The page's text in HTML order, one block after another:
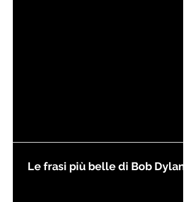
Le frasi più belle di Bob Dylan